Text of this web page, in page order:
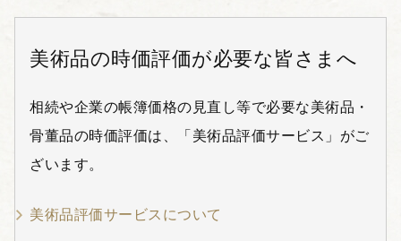
美術品の時価評価が必要な皆さまへ
相続や企業の帳簿価格の見直し等で必要な美術品・
骨董品の時価評価は、「美術品評価サービス」がご
ざいます。
美術品評価サービスについて